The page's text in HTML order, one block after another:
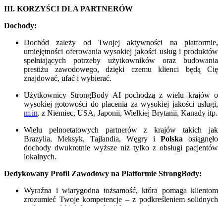
III. KORZYŚCI DLA PARTNERÓW
Dochody:
Dochód zależy od Twojej aktywności na platformie,
umiejętności oferowania wysokiej jakości usług i produktów
spełniających potrzeby użytkowników oraz budowania
prestiżu zawodowego, dzięki czemu klienci będą Cię
znajdować, ufać i wybierać.
Użytkownicy StrongBody AI pochodzą z wielu krajów o
wysokiej gotowości do płacenia za wysokiej jakości usługi,
m.in. z Niemiec, USA, Japonii, Wielkiej Brytanii, Kanady itp.
Wielu pełnoetatowych partnerów z krajów takich jak
Brazylia, Meksyk, Tajlandia, Węgry i Polska osiągnęło
dochody dwukrotnie wyższe niż tylko z obsługi pacjentów
lokalnych.
Dedykowany Profil Zawodowy na Platformie StrongBody:
Wyraźna i wiarygodna tożsamość, która pomaga klientom
zrozumieć Twoje kompetencje – z podkreśleniem solidnych